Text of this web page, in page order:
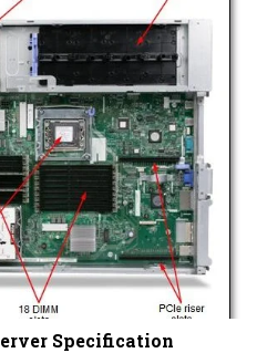
Specification